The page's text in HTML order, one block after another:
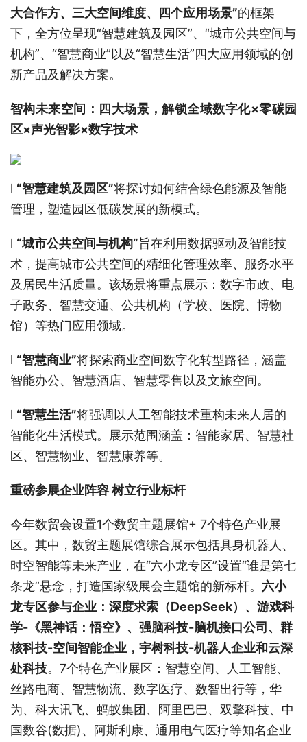
大合作方、三大空间维度、四个应用场景”的框架
下，全方位呈现“智慧建筑及园区”、“城市公共空间与
机构”、“智慧商业”以及“智慧生活”四大应用领域的创
新产品及解决方案。
智构未来空间：四大场景，解锁全域数字化×零碳园
区×声光智影×数字技术
l “智慧建筑及园区”将探讨如何结合绿色能源及智能
管理，塑造园区低碳发展的新模式。
l “城市公共空间与机构”旨在利用数据驱动及智能技
术，提高城市公共空间的精细化管理效率、服务水平
及居民生活质量。该场景将重点展示：数字市政、电
子政务、智慧交通、公共机构（学校、医院、博物
馆）等热门应用领域。
l “智慧商业”将探索商业空间数字化转型路径，涵盖
智能办公、智慧酒店、智慧零售以及文旅空间。
l “智慧生活”将强调以人工智能技术重构未来人居的
智能化生活模式。展示范围涵盖：智能家居、智慧社
区、智慧物业、智慧康养等。
重磅参展企业阵容树立行业标杆
今年数贸会设置1个数贸主题展馆+ 7个特色产业展
区。其中，数贸主题展馆综合展示包括具身机器人、
时空智能等未来产业，在“六小龙专区”设置“谁是第七
条龙”悬念，打造国家级展会主题馆的新标杆。 六小
龙专区参与企业：深度求索（DeepSeek）、游戏科
学-《黑神话：悟空》、强脑科技-脑机接口公司、群
核科技-空间智能企业，宇树科技-机器人企业和云深
处科技。7个特色产业展区：智慧空间、人工智能、
丝路电商、智慧物流、数字医疗、数智出行等，华
为、科大讯飞、蚂蚁集团、阿里巴巴、双擎科技、中
国数谷(数据)、阿斯利康、通用电气医疗等知名企业